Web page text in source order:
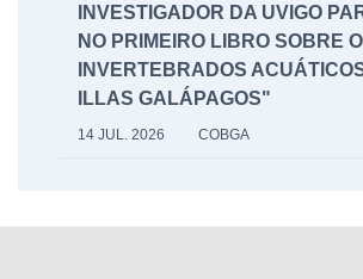
INVESTIGADOR DA UVIGO
NO PRIMEIRO LIBRO SOBRE
INVERTEBRADOS
ILLAS GALÁPAGOS"
14 JUL. 2026 COBGA